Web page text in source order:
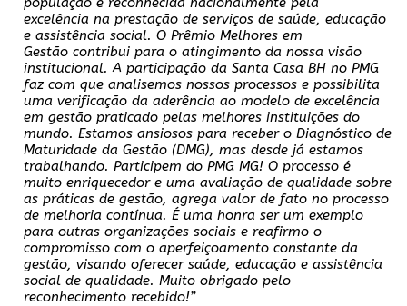
excelência na prestação de serviços de saúde, educação
e assistência social. O Prêmio Melhores em
Gestão contribui para o atingimento da nossa visão
institucional. A participação da Santa Casa BH no PMG
faz com que analisemos nossos processos e possibilita
uma verificação da aderência ao modelo de excelência
em gestão praticado pelas melhores instituições do
mundo. Estamos ansiosos para receber o Diagnóstico de
Maturidade da Gestão (DMG), mas desde já estamos
trabalhando. Participem do PMG MG! O processo é
muito enriquecedor e uma avaliação de qualidade sobre
as práticas de gestão, agrega valor de fato no processo
de melhoria contínua. É uma honra ser um exemplo
para outras organizações sociais e reafirmo o
compromisso com o aperfeiçoamento constante da
gestão, visando oferecer saúde, educação e assistência
social de qualidade. Muito obrigado pelo
reconhecimento recebido!”